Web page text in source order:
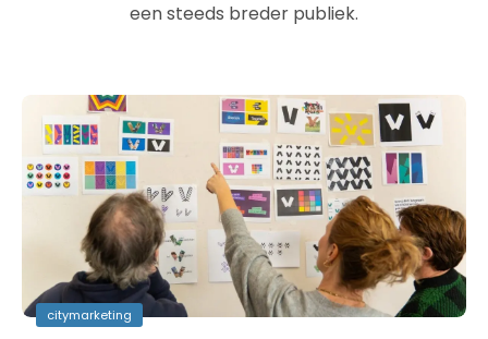
een steeds breder publiek.
citymarketing